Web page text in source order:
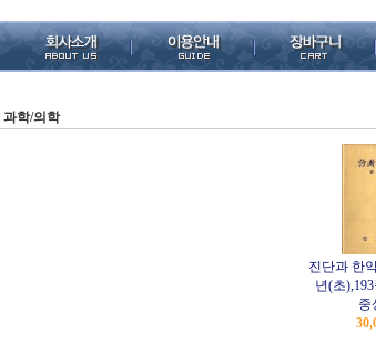
과학/의학
진단과 한
년(초
중